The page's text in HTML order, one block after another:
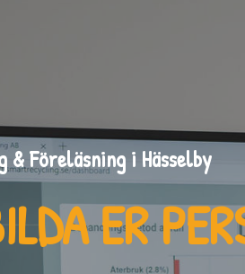
& Föreläsning i Hässelby
ER